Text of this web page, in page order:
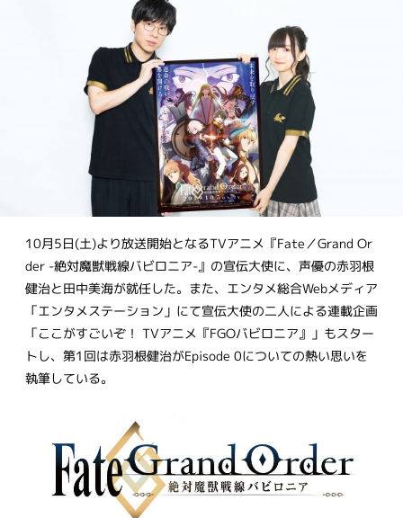
10月5日(土)より放送開始となるTVアニメ『Fate／Grand Or
der -絶対魔獣戦線バビロニア-』の宣伝大使に、声優の赤羽根
健治と田中美海が就任した。また、エンタメ総合Webメディア
「エンタメステーション」にて宣伝大使の二人による連載企画
「ここがすごいぞ！ TVアニメ『FGOバビロニア』」もスター
トし、第1回は赤羽根健治がEpisode 0についての熱い思いを
執筆している。